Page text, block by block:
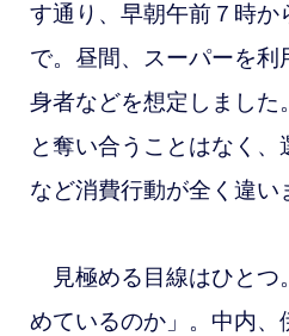
す通り、早朝午前７時か
で。昼間、スーパーを利
身者などを想定しました
と奪い合うことはなく、
など消費行動が全く違い
見極める目線はひとつ
めているのか」。中内、